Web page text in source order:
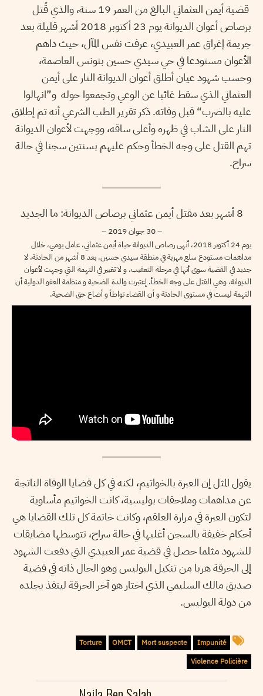
قضية أيمن العثماني البالغ من العمر 19 سنة، والذي قُتل
برصاص أعوان الديوانة يوم 23 أكتوبر 2018 أشهر قليلة بعد
جريمة إغراق عمر العبيدي، عرفت نفس المآل، حيث داهم
الأعوان مستودعا في حي سيدي حسين بتونس العاصمة،
وحسب شهود عيان أطلق أعوان الديوانة النار على أيمن
العثماني الذي سقط غائبا عن الوعي وتجمعوا حوله و”انهالوا
عليه بالضرب“ قبل وفاته. ذكر تقرير الطب الشرعي أنه تم إطلاق
النار على الشاب في ظهره وأعلى ساقه، ووجهت لأعوان الديوانة
تهم القتل على وجه الخطأ وحكم عليهم بسنتين سجنا في حالة
سراح.
8 أشهر بعد مقتل أيمن عثماني برصاص الديوانة: ما الجديد
– 30 جوان 2019 –
يوم 24 أكتوبر 2018، أنهى رصاص الديوانة حياة أيمن عثماني، عامل يومي، خلال
مداهمات مستودع سلع مهربة في منطقة سيدي حسين. بعد 8 أشهر من الحادثة، لا
جديد في القضية سوى أنها في مرحلة التعقيب، و لا تغيير في التهمة التي وجهت لأعوان
الديوانة، وهي القتل على وجه الخطأ. إعتبرت والدة الضحية و منظمة العفو الدولية أن
التهمة ليست في مستوى الحادثة و أن القضاء تواطأ و أضاع حق الضحية.
يقول المثل إن العبرة بالخواتيم، لكنه في كل قضايا الوفاة الناتجة
عن مداهمات وملاحقات بوليسية، كانت الخواتيم مأساوية
لتكون العبرة في مرارة العلقم، وكانت خاتمة كل تلك القضايا هي
أحكام خفيفة بالسجن أغلبها في حالة سراح، تتوسطها مضايقات
للشهود مثلما حصل في قضية عمر العبيدي التي دفعت الشهود
إلى الحرقة هربا من تنكيل البوليس وهو الحال ذاته في قضية
صديق مالك السليمي الذي اختار هو آخر الحرقة لينفذ بجلده
من دولة البوليس.
Impunité
Mort suspecte
OMCT
Torture
Violence Policière